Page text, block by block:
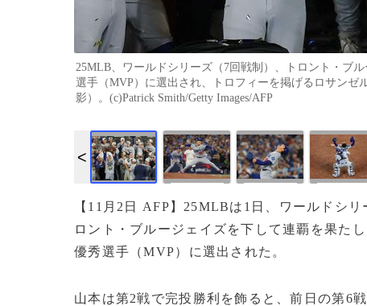
25MLB、ワールドシリーズ（7回戦制）、トロント・ブ
選手（MVP）に選出され、トロフィーを掲げるロサンゼ
影）。(c)Patrick Smith/Getty Images/AFP
【11月2日 AFP】25MLBは1日、ワールドシ
ロント・ブルージェイズを下して連覇を果た
優秀選手（MVP）に選出された。
山本は第2戦で完投勝利を飾ると、前日の第6